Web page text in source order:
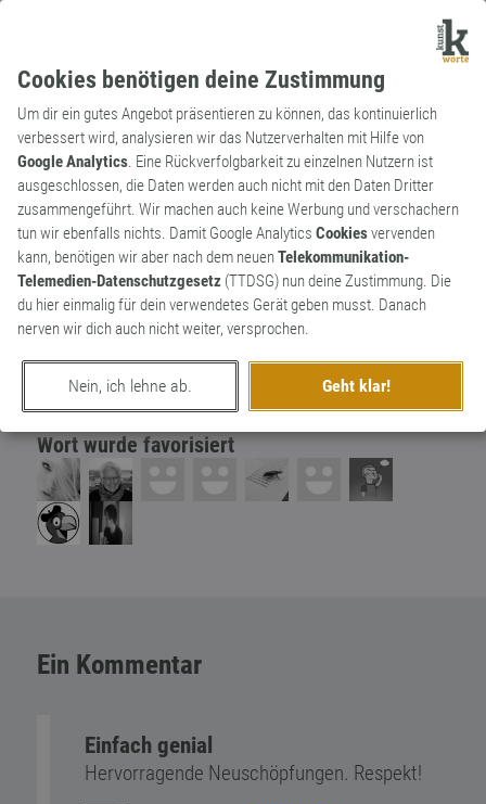
Cookies benötigen deine Zustimmung
Um dir ein gutes Angebot präsentieren zu können, das kontinuierlich
verbessert wird, analysieren wir das Nutzerverhalten mit Hilfe von
Google Analytics. Eine Rückverfolgbarkeit zu einzelnen Nutzern ist
ausgeschlossen, die Daten werden auch nicht mit den Daten Dritter
zusammengeführt. Wir machen auch keine Werbung und verschachern
tun wir ebenfalls nichts. Damit Google Analytics Cookiesvervenden
kann, benötigen wir aber nach dem neuenTelekommunikation-
Telemedien-Datenschutzgesetz (TTDSG) nun deine Zustimmung. Die
du hier einmalig für dein verwendetes Gerät geben musst. Danach
nerven wir dich auch nicht weiter, versprochen.
Nein, ich lehne ab. Geht klar!
Neologismus
Redewendung
Veni, vidi, violini
Kam, sah und vergeigte.
9
1
erschaffen vonFrau V.
Wort wurde favorisiert
Ein Kommentar
Einfach genial
Hervorragende Neuschöpfungen. Respekt!